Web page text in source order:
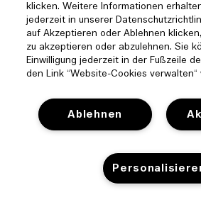
Cookies der Webseite verwalten
Häufig gestellte Fragen
Besuchen und entdecken
klicken. Weitere Informationen
jederzeit in unserer
auf Akzeptieren oder Ablehnen
zu akzeptieren oder abzulehnen. Sie
Einwilligung jederzeit in der Fußzeile
den Link “Website-Cookies verwalten“
Ablehnen